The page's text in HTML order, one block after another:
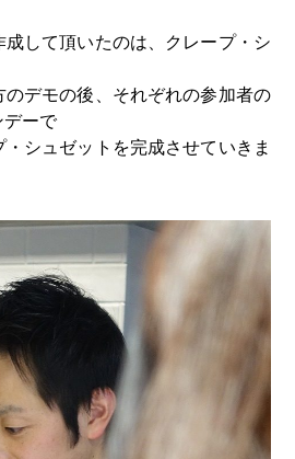
して頂いたのは、クレープ・シ
デモの後、それぞれの参加者の
ーで
シュゼットを完成させていきま